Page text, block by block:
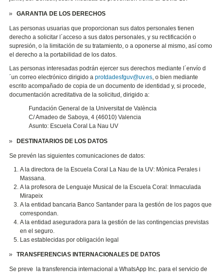
GARANTIA DE LOS DERECHOS
Las personas usuarias que proporcionan sus datos personales tienen
derecho a solicitar l´acceso a sus datos personales, y su rectificación o
supresión, o la limitación de su tratamiento, o a oponerse al mismo, así como
el derecho a la portabilidad de los datos.
Las personas interesadas podrán ejercer sus derechos mediante l´envío d
´un correo electrónico dirigido aprotdadesfguv@uv.es, o bien mediante
escrito acompañado de copia de un documento de identidad y, si procede,
documentación acreditativa de la solicitud, dirigido a:
Fundación General de la Universitat de València
C/ Amadeo de Saboya, 4 (46010) Valencia
Asunto: Escuela Coral La Nau UV
DESTINATARIOS DE LOS DATOS
Se prevén las siguientes comunicaciones de datos:
A la directora de la Escuela Coral La Nau de la UV: Mònica Perales i
Massana.
A la profesora de Lenguaje Musical de la Escuela Coral: Inmaculada
Mirapeix
A la entidad bancaria Banco Santander para la gestión de los pagos que
correspondan.
A la entidad aseguradora para la gestión de las contingencias previstas
en el seguro.
Las establecidas por obligación legal
TRANSFERENCIAS INTERNACIONALES DE DATOS
Se preve la transferencia internacional a WhatsApp Inc. para el servicio de